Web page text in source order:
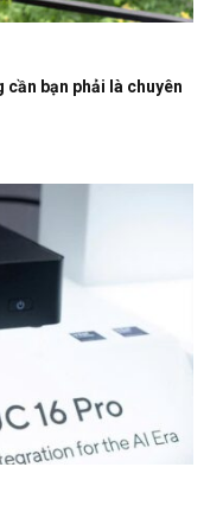
cần bạn phải là chuyên